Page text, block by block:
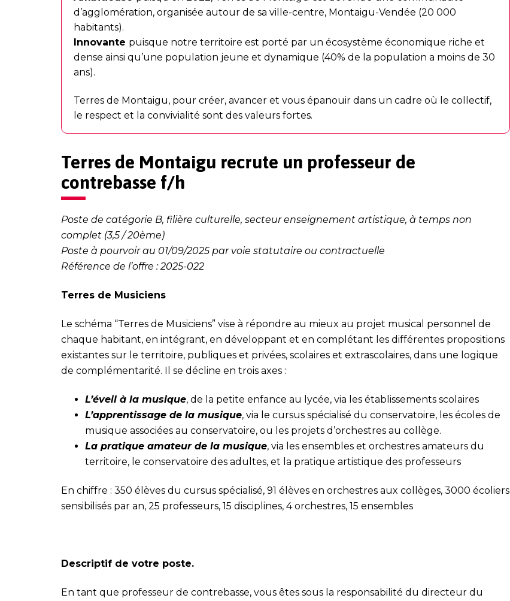
d’agglomération, organisée autour de sa ville-centre, Montaigu-Vendée (20 000
habitants).
Innovante puisque notre territoire est porté par un écosystème économique riche et
dense ainsi qu’une population jeune et dynamique (40% de la population a moins de 30
ans).
Terres de Montaigu, pour créer, avancer et vous épanouir dans un cadre où le collectif,
le respect et la convivialité sont des valeurs fortes.
Terres de Montaigu recrute un professeur de
contrebasse f/h
Poste de catégorie B, filière culturelle, secteur enseignement artistique, à temps non
complet (3,5 / 20ème)
Poste à pourvoir au 01/09/2025 par voie statutaire ou contractuelle
Référence de l’offre : 2025-022
Terres de Musiciens
Le schéma “Terres de Musiciens” vise à répondre au mieux au projet musical personnel de
chaque habitant, en intégrant, en développant et en complétant les différentes propositions
existantes sur le territoire, publiques et privées, scolaires et extrascolaires, dans une logique
de complémentarité. Il se décline en trois axes :
L’éveil à la musique, de la petite enfance au lycée, via les établissements scolaires
L’apprentissage de la musique, via le cursus spécialisé du conservatoire, les écoles de
musique associées au conservatoire, ou les projets d’orchestres au collège.
La pratique amateur de la musique, via les ensembles et orchestres amateurs du
territoire, le conservatoire des adultes, et la pratique artistique des professeurs
En chiffre : 350 élèves du cursus spécialisé, 91 élèves en orchestres aux collèges, 3000 écoliers
sensibilisés par an, 25 professeurs, 15 disciplines, 4 orchestres, 15 ensembles
Descriptif de votre poste.
En tant que professeur de contrebasse, vous êtes sous la responsabilité du directeur du